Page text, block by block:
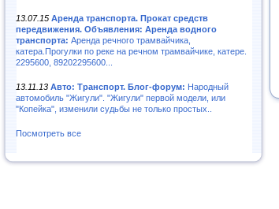
13.07.15 Аренда транспорта. Прокат средств
передвижения. Объявления: Аренда водного
транспорта: Аренда речного трамвайчика,
катера.Прогулки по реке на речном трамвайчике, катере.
2295600, 89202295600...
13.11.13 Авто: Транспорт. Блог-форум: Народный
автомобиль "Жигули". "Жигули" первой модели, или
"Копейка", изменили судьбы не только простых..
Посмотреть все